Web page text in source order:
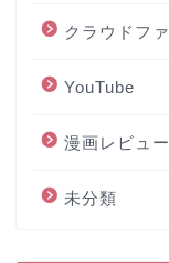
クラウドフ
YouTube
漫画レビュー
未分類